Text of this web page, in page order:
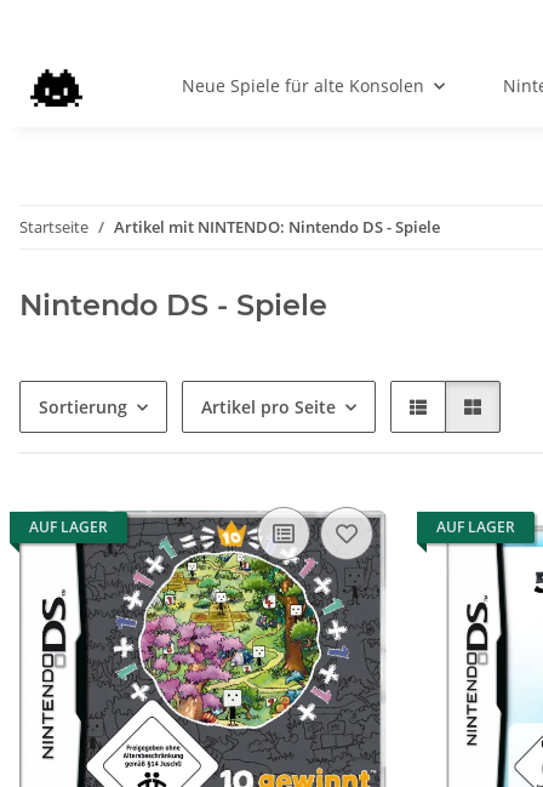
Neue Spiele für alte Konsolen
Startseite Artikel mit NINTENDO: Nintendo DS - Spiele
Nintendo DS - Spiele
Sortierung Artikel pro Seite
AUF LAGER AUF LAGER